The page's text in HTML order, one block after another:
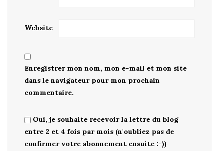
Website
Enregistrer mon nom, mon e-mail et mon site
dans le navigateur pour mon prochain
commentaire.
Oui, je souhaite recevoir la lettre du blog
entre 2 et 4 fois par mois (n'oubliez pas de
confirmer votre abonnement ensuite :-))